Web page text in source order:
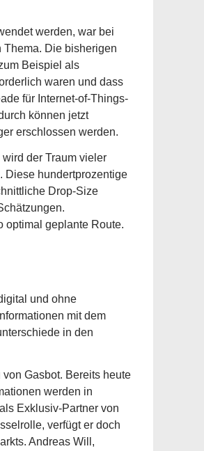
werden, war bei
Thema. Die bisherigen
Beispiel als
waren und dass
für Internet-of-Things-
können jetzt
erschlossen werden.
der Traum vieler
Diese hundertprozentige
Drop-Size
optimal geplante Route.
und ohne
mit dem
in den
Gasbot. Bereits heute
werden in
Exklusiv-Partner von
verfügt er doch
Andreas Will,